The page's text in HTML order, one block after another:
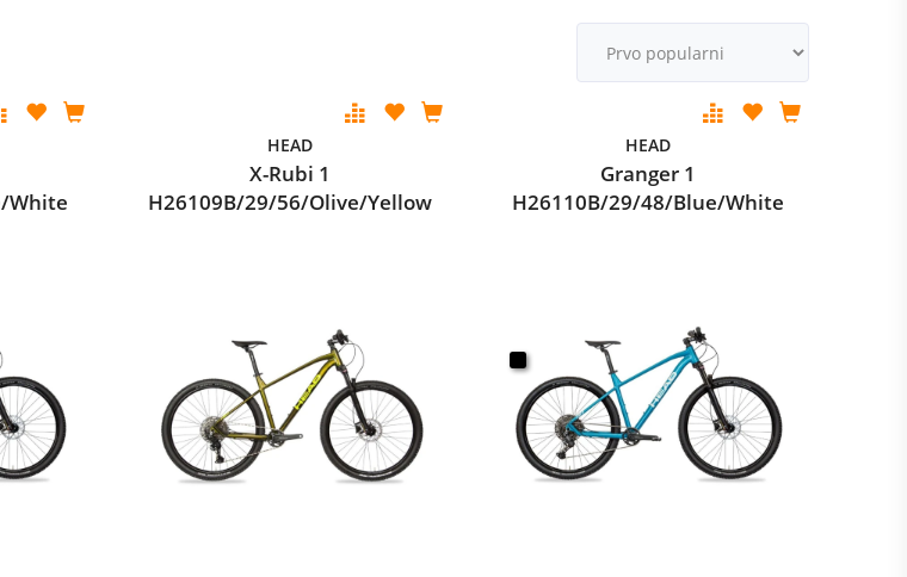
White
HEAD
X-Rubi 1
H26109B/29/56/Olive/Yellow
HEAD
Granger 1
H26110B/29/48/Blue/White